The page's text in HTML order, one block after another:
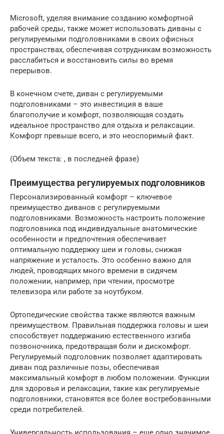
Microsoft, уделяя внимание созданию комфортной
рабочей среды, также может использовать диваны с
регулируемыми подголовниками в своих офисных
пространствах, обеспечивая сотрудникам возможность
расслабиться и восстановить силы во время
перерывов.
В конечном счете, диван с регулируемыми
подголовниками – это инвестиция в ваше
благополучие и комфорт, позволяющая создать
идеальное пространство для отдыха и релаксации.
Комфорт превыше всего, и это неоспоримый факт.
(Объем текста: , в последней фразе)
Преимущества регулируемых подголовников
Персонализированный комфорт – ключевое
преимущество диванов с регулируемыми
подголовниками. Возможность настроить положение
подголовника под индивидуальные анатомические
особенности и предпочтения обеспечивает
оптимальную поддержку шеи и головы, снижая
напряжение и усталость. Это особенно важно для
людей, проводящих много времени в сидячем
положении, например, при чтении, просмотре
телевизора или работе за ноутбуком.
Ортопедические свойства также являются важным
преимуществом. Правильная поддержка головы и шеи
способствует поддержанию естественного изгиба
позвоночника, предотвращая боли и дискомфорт.
Регулируемый подголовник позволяет адаптировать
диван под различные позы, обеспечивая
максимальный комфорт в любом положении. Функции
для здоровья и релаксации, такие как регулируемые
подголовники, становятся все более востребованными
среди потребителей.